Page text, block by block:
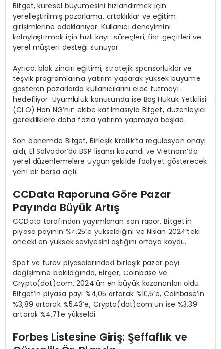
Bitget, küresel büyümesini hızlandırmak için
yerelleştirilmiş pazarlama, ortaklıklar ve eğitim
girişimlerine odaklanıyor. Kullanıcı deneyimini
kolaylaştırmak için hızlı kayıt süreçleri, fiat geçitleri ve
yerel müşteri desteği sunuyor.
Ayrıca, blok zinciri eğitimi, stratejik sponsorluklar ve
teşvik programlarına yatırım yaparak yüksek büyüme
gösteren pazarlarda kullanıcılarını elde tutmayı
hedefliyor. Uyumluluk konusunda ise Baş Hukuk Yetkilisi
(CLO) Hon NG’nin ekibe katılmasıyla Bitget, düzenleyici
gerekliliklere daha fazla yatırım yapmaya başladı.
Son dönemde Bitget, Birleşik Krallık’ta regülasyon onayı
aldı, El Salvador’da BSP lisansı kazandı ve Vietnam’da
yerel düzenlemelere uygun şekilde faaliyet gösterecek
yeni bir borsa açtı.
CCData Raporuna Göre Pazar
Payında Büyük Artış
CCData tarafından yayımlanan son rapor, Bitget’in
piyasa payının %4,25’e yükseldiğini ve Nisan 2024’teki
önceki en yüksek seviyesini aştığını ortaya koydu.
Spot ve türev piyasalarındaki birleşik pazar payı
değişimine bakıldığında, Bitget, Coinbase ve
Crypto(dot)com, 2024’ün en büyük kazananları oldu.
Bitget’in piyasa payı %4,05 artarak %10,5’e, Coinbase’in
%3,89 artarak %5,43’e, Crypto(dot)com’un ise %3,39
artarak %4,71’e yükseldi.
Forbes Listesine Giriş: Şeffaflık ve